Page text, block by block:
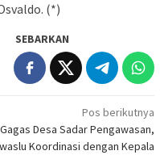
(*)
SEBARKAN
Pos berikutnya
Gagas Desa Sadar Pengawasan,
Koordinasi dengan Kepala